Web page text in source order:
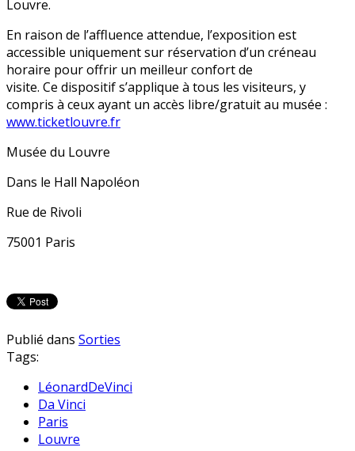
Louvre.
En raison de l’affluence attendue, l’exposition est
accessible uniquement sur réservation d’un créneau
horaire pour offrir un meilleur confort de
visite. Ce dispositif s’applique à tous les visiteurs, y
compris à ceux ayant un accès libre/gratuit au musée :
www.ticketlouvre.fr
Musée du Louvre
Dans le Hall Napoléon
Rue de Rivoli
75001 Paris
Publié dans Sorties
Tags:
LéonardDeVinci
Da Vinci
Paris
Louvre